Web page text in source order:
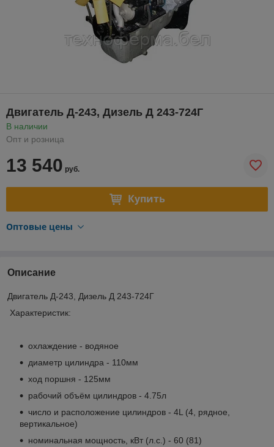
Двигатель Д-243, Дизель Д 243-724Г
В наличии
Опт и розница
13 540 руб.
Купить
Оптовые цены
Описание
Двигатель Д-243, Дизель Д 243-724Г
Характеристик:
охлаждение - водяное
диаметр цилиндра - 110мм
ход поршня - 125мм
рабочий объём цилиндров - 4.75л
число и расположение цилиндров - 4L (4, рядное,
вертикальное)
номинальная мощность, кВт (л.с.) - 60 (81)